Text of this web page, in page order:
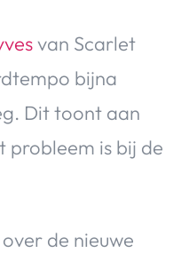
van Scarlet
bijna
Dit toont aan
is bij de
de nieuwe